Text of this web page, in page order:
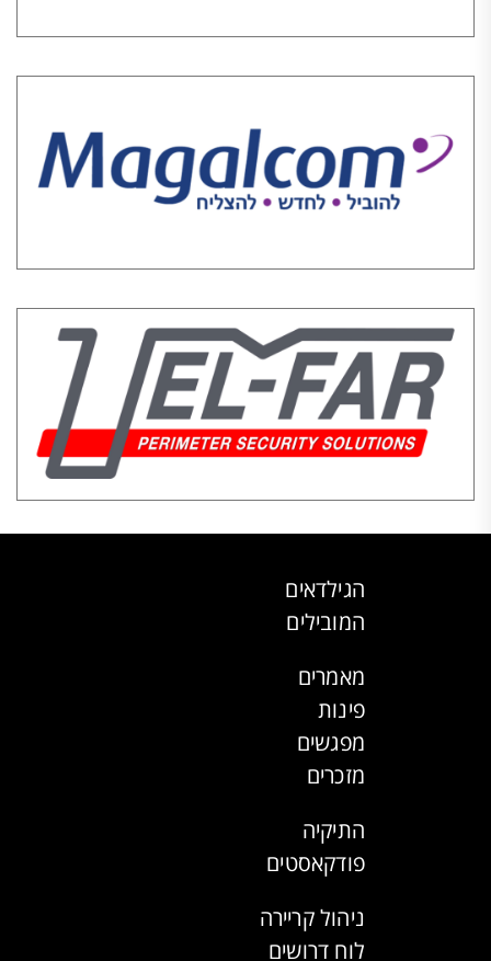
הגילדאים
המובילים
מאמרים
פינות
מפגשים
מזכרים
התיקיה
פודקאסטים
ניהול קריירה
לוח דרושים